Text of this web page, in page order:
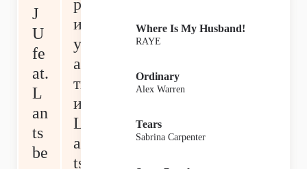
J
U
fe
at.
L
an
ts
be
р
и
уч
ас
ти
и
L
an
ts
Where Is My Husband!
RAYE
Ordinary
Alex Warren
Tears
Sabrina Carpenter